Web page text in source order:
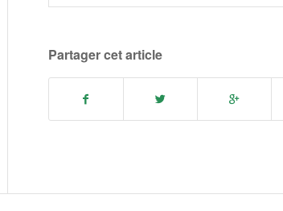
Partager cet article